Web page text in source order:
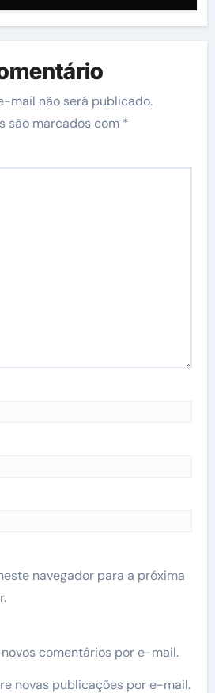
mail não será publicado.
são marcados com *
navegador para a próxima
comentários por e-mail.
novas publicações por e-mail.